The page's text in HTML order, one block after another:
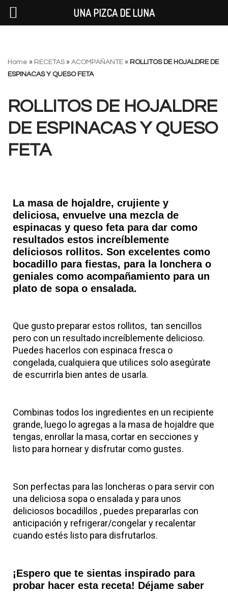
al
contenido
Home » RECETAS » ACOMPAÑANTE » ROLLITOS DE HOJALDRE DE
ESPINACAS Y QUESO FETA
ROLLITOS DE HOJALDRE
DE ESPINACAS Y QUESO
FETA
La masa de hojaldre, crujiente y
deliciosa, envuelve una mezcla de
espinacas y queso feta para dar como
resultados estos increíblemente
deliciosos rollitos. Son excelentes como
bocadillo para fiestas, para la lonchera o
geniales como acompañamiento para un
plato de sopa o ensalada.
Que gusto preparar estos rollitos, tan sencillos
pero con un resultado increíblemente delicioso.
Puedes hacerlos con espinaca fresca o
congelada, cualquiera que utilices solo asegúrate
de escurrirla bien antes de usarla.
Combinas todos los ingredientes en un recipiente
grande, luego lo agregas a la masa de hojaldre que
tengas, enrollar la masa, cortar en secciones y
listo para hornear y disfrutar como gustes.
Son perfectas para las loncheras o para servir con
una deliciosa sopa o ensalada y para unos
deliciosos bocadillos , puedes prepararlas con
anticipación y refrigerar/congelar y recalentar
cuando estés listo para disfrutarlos.
¡Espero que te sientas inspirado para
probar hacer esta receta! Déjame saber
UNA PIZCA DE LUNA